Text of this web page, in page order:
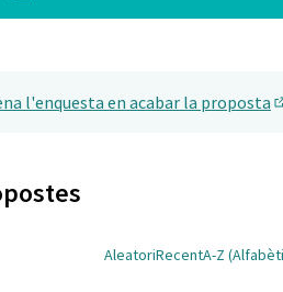
l'enquesta en acabar la proposta
AleatoriRecentA-Z